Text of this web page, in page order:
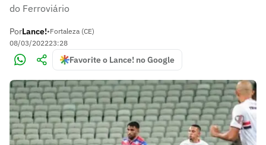
do Ferroviário
PorLance!•Fortaleza (CE)
08/03/202223:28
Favorite o Lance! no Google